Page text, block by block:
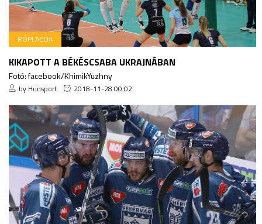
RÖPLABDA
KIKAPOTT A BÉKÉSCSABA UKRAJNÁBAN
Fotó: facebook/KhimikYuzhny
by Hunsport 2018-11-28 00:02